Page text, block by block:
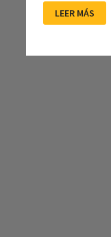
ANORA:
EL
FRENESÍ
PAUSA
LEER MÁS